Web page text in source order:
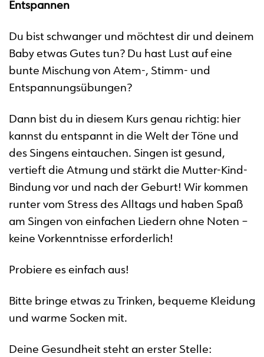
Entspannen
Du bist schwanger und möchtest dir und deinem
Baby etwas Gutes tun? Du hast Lust auf eine
bunte Mischung von Atem-, Stimm- und
Entspannungsübungen?
Dann bist du in diesem Kurs genau richtig: hier
kannst du entspannt in die Welt der Töne und
des Singens eintauchen. Singen ist gesund,
vertieft die Atmung und stärkt die Mutter-Kind-
Bindung vor und nach der Geburt! Wir kommen
runter vom Stress des Alltags und haben Spaß
am Singen von einfachen Liedern ohne Noten –
keine Vorkenntnisse erforderlich!
Probiere es einfach aus!
Bitte bringe etwas zu Trinken, bequeme Kleidung
und warme Socken mit.
Deine Gesundheit steht an erster Stelle: